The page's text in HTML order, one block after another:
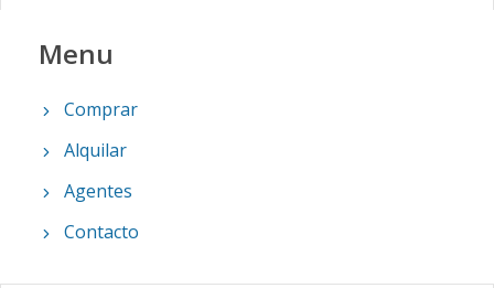
Menu
Comprar
Alquilar
Agentes
Contacto